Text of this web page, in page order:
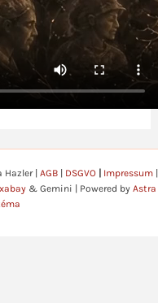
| AGB| DSGVO| Impressum|
& Gemini | Powered by Astra